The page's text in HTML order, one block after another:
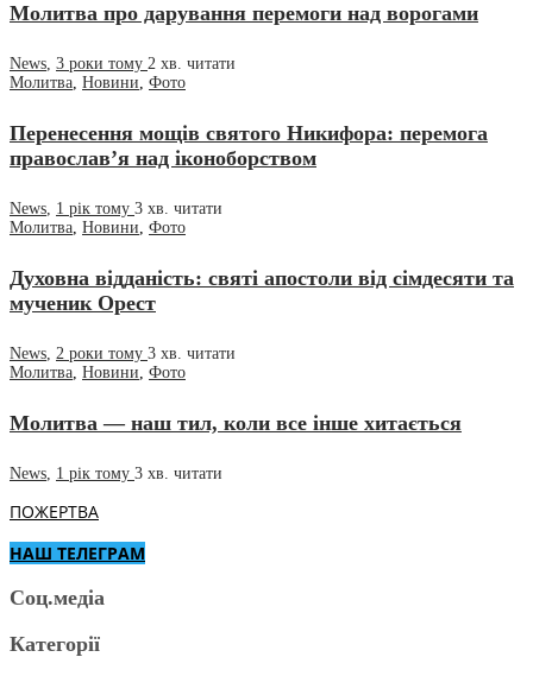
Молитва про дарування перемоги над ворогами
News, 3 роки тому 2 хв. читати
Молитва, Новини, Фото
Перенесення мощів святого Никифора: перемога
православ’я над іконоборством
News 1 рік тому 3 хв. читати
Молитва Новини Фото
Духовна відданість: святі апостоли від сімдесяти та
мученик Орест
News 2 роки тому 3 хв. читати
Молитва Новини Фото
Молитва — наш тил, коли все інше хитається
News 1 рік тому 3 хв. читати
ПОЖЕРТВА
НАШ ТЕЛЕГРАМ
Соц.медіа
Категорії